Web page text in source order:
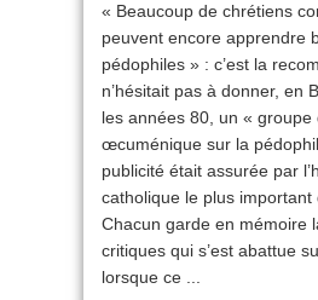
journal
catholique
assurait
la
la
pédophilie
« Beaucoup de chrétiens
peuvent encore apprendre
pédophiles » : c’est la
n’hésitait pas à donner, en
les années 80, un « groupe
œcuménique sur la
publicité était assurée par
catholique le plus important
Chacun garde en mémoire
critiques qui s’est abattue
lorsque ce ...